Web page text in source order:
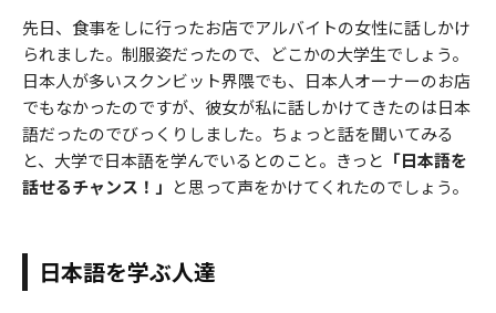
先日、食事をしに行ったお店でアルバイトの女性に話しかけ
られました。制服姿だったので、どこかの大学生でしょう。
日本人が多いスクンビット界隈でも、日本人オーナーのお店
でもなかったのですが、彼女が私に話しかけてきたのは日本
語だったのでびっくりしました。ちょっと話を聞いてみる
と、大学で日本語を学んでいるとのこと。きっと 「日本語を
話せるチャンス！」 と思って声をかけてくれたのでしょう。
日本語を学ぶ人達